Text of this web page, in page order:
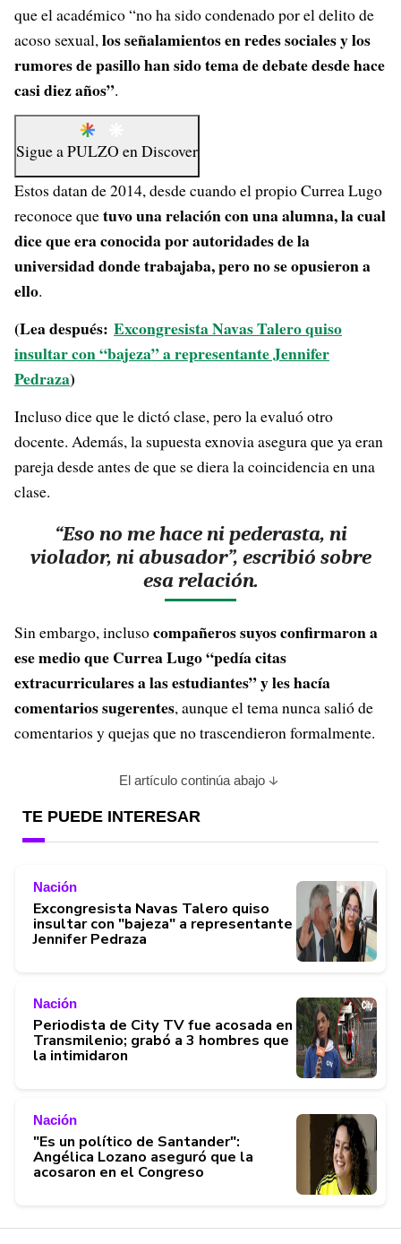
que el académico “no ha sido condenado por el delito de
acoso sexual,los señalamientos en redes sociales y los
rumores de pasillo han sido tema de debate desde hace
casi diez años”.
Sigue aPULZO enDiscover
Estos datan de 2014, desde cuando el propio Currea Lugo
reconoce quetuvo una relación con una alumna, la cual
dice que era conocida por autoridades de la
universidad donde trabajaba, pero no se opusieron a
ello.
(Lea después: Excongresista Navas Talero quiso
insultar con “bajeza” a representante Jennifer
Pedraza)
Incluso dice que le dictó clase, pero la evaluó otro
docente. Además, la supuesta exnovia asegura que ya eran
pareja desde antes de que se diera la coincidencia en una
clase.
“Eso no me hace ni pederasta, ni
violador, ni abusador”, escribió sobre
esa relación.
Sin embargo, inclusocompañeros suyos confirmaron a
ese medio que Currea Lugo “pedía citas
extracurriculares a las estudiantes” y les hacía
comentarios sugerentes, aunque el tema nunca salió de
comentarios y quejas que no trascendieron formalmente.
El artículo continúa abajo
TE PUEDE INTERESAR
Nación
Excongresista Navas Talero quiso
insultar con "bajeza" a representante
Jennifer Pedraza
Nación
Periodista de City TV fue acosada en
Transmilenio; grabó a 3 hombres que
la intimidaron
Nación
"Es un político de Santander":
Angélica Lozano aseguró que la
acosaron en el Congreso